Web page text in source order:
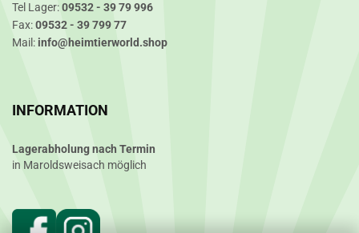
Tel Lager:09532 - 39 79 996
Fax:09532 - 39 799 77
Mail: info@heimtierworld.shop
INFORMATION
Lagerabholung nach Termin
in Maroldsweisach möglich